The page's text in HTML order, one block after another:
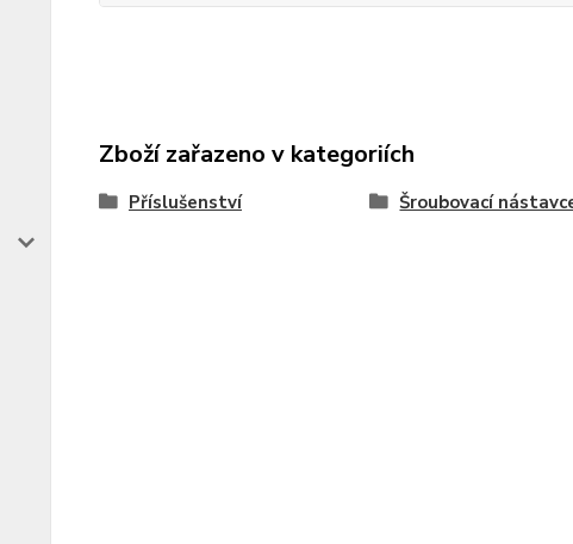
Zboží zařazeno v kategoriích
Příslušenství Šroubovací